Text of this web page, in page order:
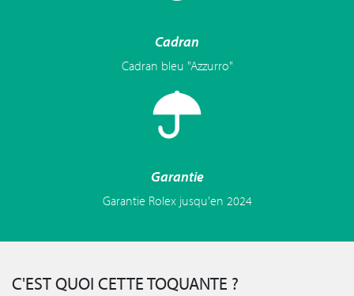
Cadran
Cadran bleu "Azzurro"
Garantie
Garantie Rolex jusqu'en 2024
C'EST QUOI CETTE TOQUANTE ?